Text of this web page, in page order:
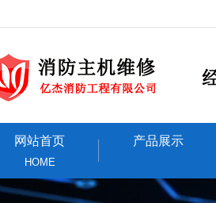
网站首页
HOME
产品展示